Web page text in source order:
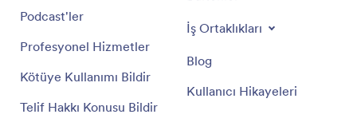
Podcast'ler
Profesyonel Hizmetler
Kötüye Kullanımı Bildir
Telif Hakkı Konusu Bildir
İş Ortaklıkları
Blog
Kullanıcı Hikayeleri